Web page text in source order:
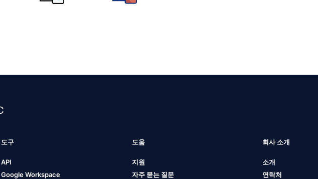
도구
API
Google Workspace
도움
지원
자주 묻는 질문
회사 소개
소개
연락처